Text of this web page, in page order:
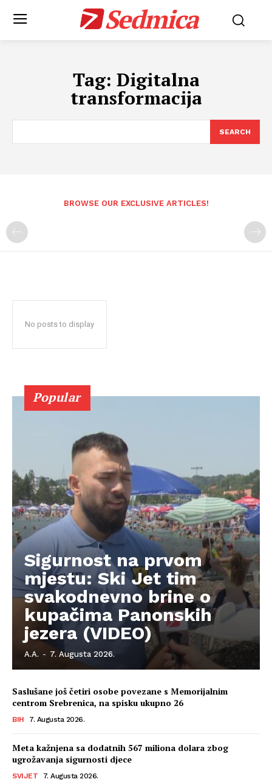
Sedmica
Tag: Digitalna
transformacija
SEARCH
BROWSE OUR EXCLUSIVE ARTICLES!
No posts to display
Popular
Sigurnost na prvom
mjestu: Ski Jet tim
svakodnevno brine o
kupačima Panonskih
jezera (VIDEO)
A.A. - 7. Augusta 2026.
Saslušane još četiri osobe povezane s Memorijalnim
centrom Srebrenica, na spisku ukupno 26
BIH 7. Augusta 2026.
Meta kažnjena sa dodatnih 567 miliona dolara zbog
ugrožavanja sigurnosti djece
SVIJET 7. Augusta 2026.